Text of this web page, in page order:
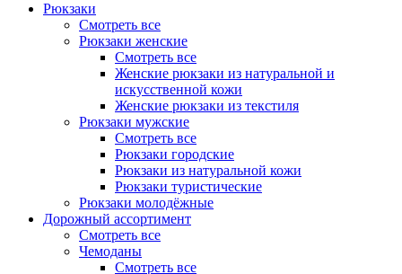
Рюкзаки
Смотреть все
Рюкзаки женские
Смотреть все
Женские рюкзаки из натуральной и
искусственной кожи
Женские рюкзаки из текстиля
Рюкзаки мужские
Смотреть все
Рюкзаки городские
Рюкзаки из натуральной кожи
Рюкзаки туристические
Рюкзаки молодёжные
Дорожный ассортимент
Смотреть все
Чемоданы
Смотреть все